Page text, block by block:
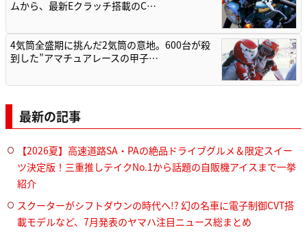
ムから、最新Eクラッチ搭載のC…
4気筒全盛期に挑んだ2気筒の意地。600台が殺
到した”アマチュアレースの甲子…
最新の記事
【2026夏】高速道路SA・PAの絶品ドライブグルメ＆限定スイー
ツ決定版！三重推しテイクNo.1から話題の自販機アイスまで一挙
紹介
スクーターがシフトダウンの時代へ!? 幻の名車に電子制御CVT搭
載モデルなど、7月発表のヤマハ注目ニュース総まとめ